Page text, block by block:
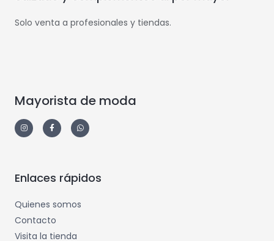
Solo venta a profesionales y tiendas.
Mayorista de moda
Enlaces rápidos
Quienes somos
Contacto
Visita la tienda